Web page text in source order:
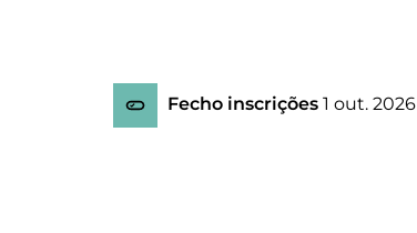
Fecho inscrições1 out. 2026